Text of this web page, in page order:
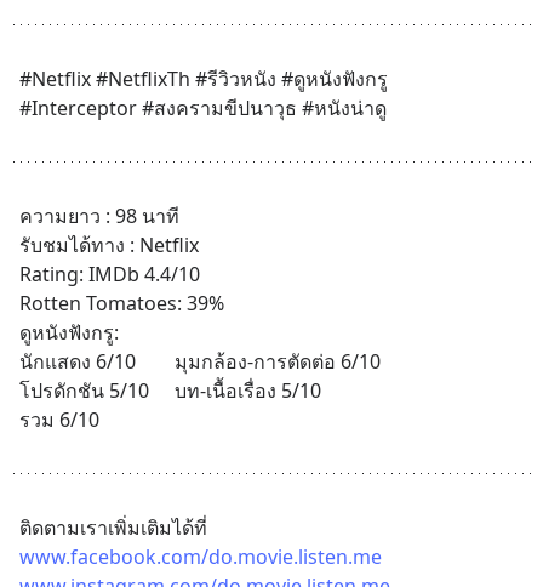
#Netflix #NetflixTh #รีวิวหนัง #ดูหนังฟังกรู
#Interceptor #สงครามขีปนาวุธ #หนังน่าดู
ความยาว : 98 นาที
รับชมได้ทาง : Netflix
Rating: IMDb 4.4/10
Rotten Tomatoes: 39%
นักแสดง 6/10		มุมกล้อง-การตัดต่อ 6/10
โปรดักชัน 5/10		บท-เนื้อเรื่อง 5/10
รวม 6/10
ติดตามเราเพิ่มเติมได้ที่
www.facebook.com/do.movie.listen.me